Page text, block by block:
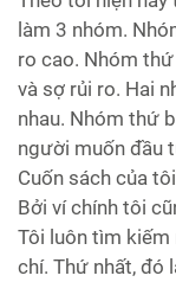
làm 3 nhóm.
ro cao. Nhóm
và sợ rủi ro. Hai
nhau. Nhóm thứ
người muốn đầu
Cuốn sách của
Bởi ví chính tôi
Tôi luôn tìm
chí. Thứ nhất, đó